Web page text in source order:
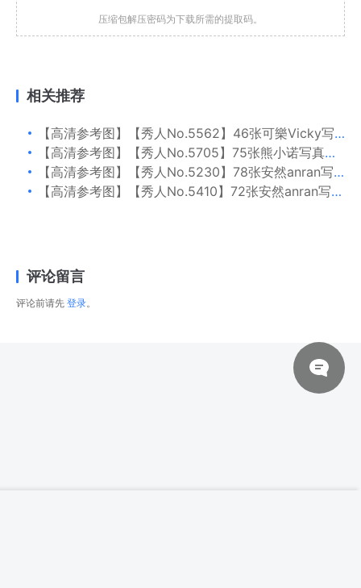
压缩包解压密码为下载所需的提取码。
相关推荐
【高清参考图】【秀人No.5562】46张可樂Vicky写真高清参考图片
【高清参考图】【秀人No.5705】75张熊小诺写真高清参考图片
【高清参考图】【秀人No.5230】78张安然anran写真高清参考图片
【高清参考图】【秀人No.5410】72张安然anran写真高清参考图片
评论留言
评论前请先 登录。